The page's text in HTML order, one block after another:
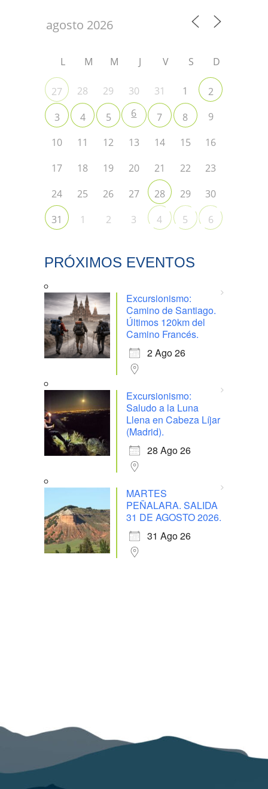
L M M J V S D
27 28 29 30 31 1
2
3
4 5 6 7 8
9
10
11 12 13 14 15
16
17
18 19 20 21 22
23
24
25 26 27 28 29
30
31
1 2 3 4 5 6
PRÓXIMOS EVENTOS
Excursionismo:
Camino de Santiago.
Últimos 120km del
Camino Francés.
2 Ago 26
Excursionismo:
Saludo a la Luna
Llena en Cabeza Líjar
(Madrid).
28 Ago 26
MARTES
PEÑALARA. SALIDA
31 DE AGOSTO 2026.
31 Ago 26